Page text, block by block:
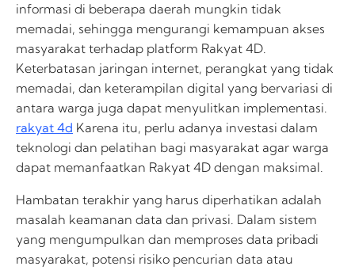
informasi di beberapa daerah mungkin tidak
memadai, sehingga mengurangi kemampuan akses
masyarakat terhadap platform Rakyat 4D.
Keterbatasan jaringan internet, perangkat yang tidak
memadai, dan keterampilan digital yang bervariasi di
antara warga juga dapat menyulitkan implementasi.
rakyat 4d Karena itu, perlu adanya investasi dalam
teknologi dan pelatihan bagi masyarakat agar warga
dapat memanfaatkan Rakyat 4D dengan maksimal.
Hambatan terakhir yang harus diperhatikan adalah
masalah keamanan data dan privasi. Dalam sistem
yang mengumpulkan dan memproses data pribadi
masyarakat, potensi risiko pencurian data atau